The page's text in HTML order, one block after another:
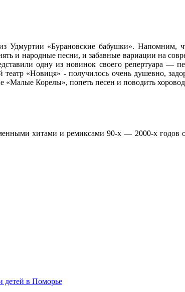
Удмуртии «Бурановские бабушки». Напомним,
и народные песни, и забавные вариации на
одну из новинок своего
«Новиця» - получилось очень душевно,
«Малые Корелы», попеть песен и поводить
хитами и ремиксами 90-х — 2000-х